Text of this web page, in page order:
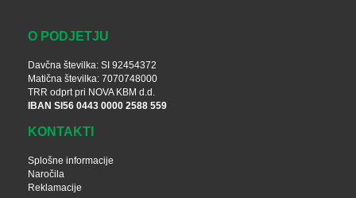
O PODJETJU
Davčna številka: SI 92454372
Matična številka: 7070748000
TRR odprt pri NOVA KBM d.d.
IBAN SI56 0443 0000 2588 559
KONTAKTI
Splošne informacije
Naročila
Reklamacije